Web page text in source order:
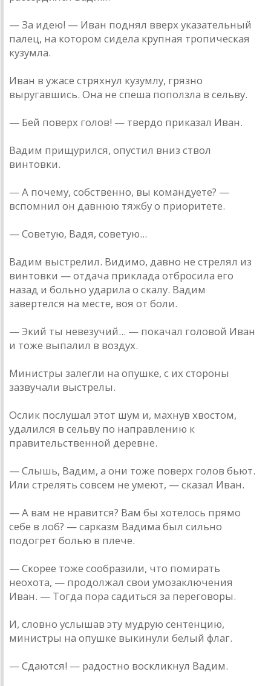
— За идею! — Иван поднял вверх указательный
палец, на котором сидела крупная тропическая
кузумла.
Иван в ужасе стряхнул кузумлу, грязно
выругавшись. Она не спеша поползла в сельву.
— Бей поверх голов! — твердо приказал Иван.
Вадим прищурился, опустил вниз ствол
винтовки.
— А почему, собственно, вы командуете? —
вспомнил он давнюю тяжбу о приоритете.
— Советую, Вадя, советую...
Вадим выстрелил. Видимо, давно не стрелял из
винтовки — отдача приклада отбросила его
назад и больно ударила о скалу. Вадим
завертелся на месте, воя от боли.
— Экий ты невезучий... — покачал головой Иван
и тоже выпалил в воздух.
Министры залегли на опушке, с их стороны
зазвучали выстрелы.
Ослик послушал этот шум и, махнув хвостом,
удалился в сельву по направлению к
правительственной деревне.
— Слышь, Вадим, а они тоже поверх голов бьют.
Или стрелять совсем не умеют, — сказал Иван.
— А вам не нравится? Вам бы хотелось прямо
себе в лоб? — сарказм Вадима был сильно
подогрет болью в плече.
— Скорее тоже сообразили, что помирать
неохота, — продолжал свои умозаключения
Иван. — Тогда пора садиться за переговоры.
И, словно услышав эту мудрую сентенцию,
министры на опушке выкинули белый флаг.
— Сдаются! — радостно воскликнул Вадим.